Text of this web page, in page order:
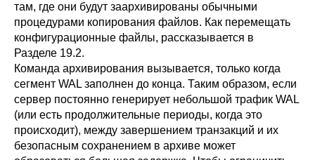
там, где они будут заархивированы обычными
процедурами копирования файлов. Как перемещать
конфигурационные файлы, рассказывается в
Разделе 19.2.
Команда архивирования вызывается, только когда
сегмент WAL заполнен до конца. Таким образом, если
сервер постоянно генерирует небольшой трафик WAL
(или есть продолжительные периоды, когда это
происходит), между завершением транзакций и их
безопасным сохранением в архиве может